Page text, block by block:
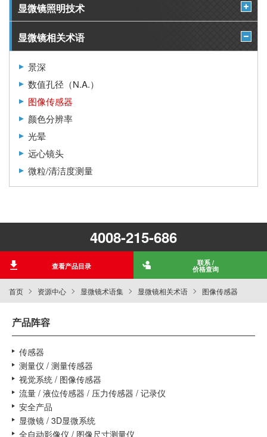
首页 资源中心 显微镜术语集 显微镜相关术语 图像传感器
显微镜照明技术
显微镜相关术语
景深
数值孔径（N.A.）
图像传感器
颜色分辨率
光晕
远心镜头
微粒/清洁度测量
4008-215-686
查看产品目录 联系 /
价格查询
产品阵容
传感器
测量仪 / 测量传感器
视觉系统 / 图像传感器
流量 / 液位传感器 / 压力传感器 / 记录仪
安全产品
显微镜 / 3D显微系统
全自动影像仪 / 图像尺寸测量仪